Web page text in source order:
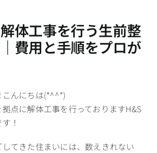
体工事を行う生前整
費用と手順をプロが
んにちは(*^^*)
点に解体工事を行っておりますH&S
！
てきた住まいには、数えきれない